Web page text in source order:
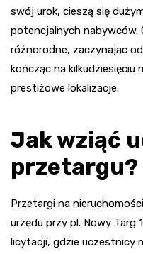
swój urok, cieszą się
potencjalnych nabywców.
różnorodne, zaczynając
kończąc na kilkudziesięciu
prestiżowe lokalizacje.
Jak wziąć
przetargu?
Przetargi na
urzędu przy pl. Nowy Targ
licytacji, gdzie uczestnicy